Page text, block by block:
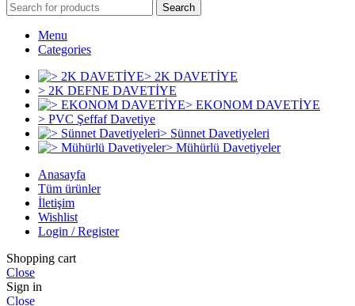
Search
Menu
Categories
> 2K DAVETİYE
> 2K DEFNE DAVETİYE
> EKONOM DAVETİYE
> PVC Şeffaf Davetiye
> Sünnet Davetiyeleri
> Mühürlü Davetiyeler
Anasayfa
Tüm ürünler
İletişim
Wishlist
Login / Register
Shopping cart
Close
Sign in
Close